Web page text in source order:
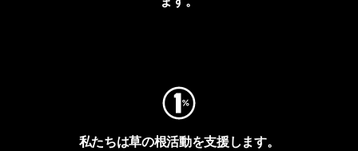
私たちは草の根活動を支援します。